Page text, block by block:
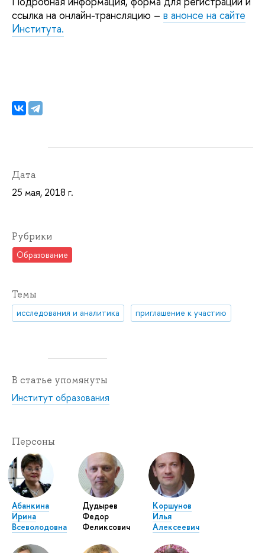
ссылка на онлайн-трансляцию – в анонсе на сайте
Института.
Дата
25 мая, 2018 г.
Рубрики
Образование
Темы
исследования и аналитика приглашение к участию
В статье упомянуты
Институт образования
Персоны
Абанкина
Ирина
Всеволодовна
Дудырев
Федор
Феликсович
Коршунов
Илья
Алексеевич